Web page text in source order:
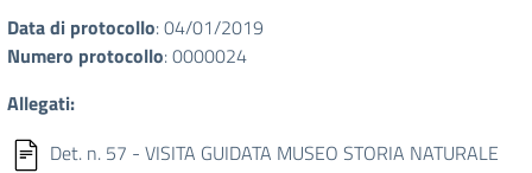
Data di protocollo: 04/01/2019
Numero protocollo: 0000024
Allegati:
Det. n. 57 - VISITA GUIDATA MUSEO STORIA NATURALE